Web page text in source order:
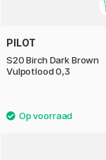
PILOT
S20 Birch Dark Brown
Vulpotlood 0,3